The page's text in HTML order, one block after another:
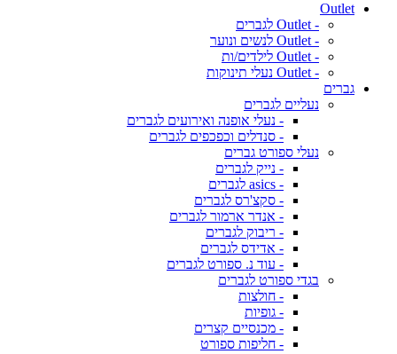
Outlet
- Outlet לגברים
- Outlet לנשים ונוער
- Outlet לילדים/ות
- Outlet נעלי תינוקות
גברים
נעליים לגברים
- נעלי אופנה ואירועים לגברים
- סנדלים וכפכפים לגברים
נעלי ספורט גברים
- נייק לגברים
- asics לגברים
- סקצ'רס לגברים
- אנדר ארמור לגברים
- ריבוק לגברים
- אדידס לגברים
- עוד נ. ספורט לגברים
בגדי ספורט לגברים
- חולצות
- גופיות
- מכנסיים קצרים
- חליפות ספורט